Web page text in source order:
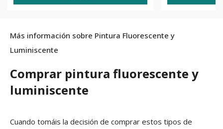
Más información sobre Pintura Fluorescente y
Luminiscente
Comprar pintura fluorescente y
luminiscente
Cuando tomáis la decisión de comprar estos tipos de